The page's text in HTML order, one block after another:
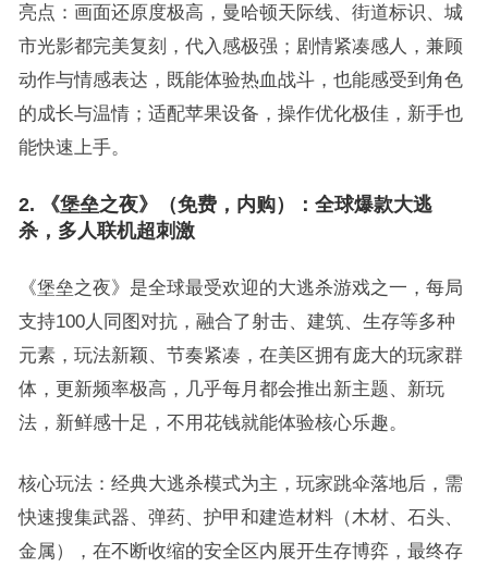
亮点：画面还原度极高，曼哈顿天际线、街道标识、城
市光影都完美复刻，代入感极强；剧情紧凑感人，兼顾
动作与情感表达，既能体验热血战斗，也能感受到角色
的成长与温情；适配苹果设备，操作优化极佳，新手也
能快速上手。
2. 《堡垒之夜》（免费，内购）：全球爆款大逃
杀，多人联机超刺激
《堡垒之夜》是全球最受欢迎的大逃杀游戏之一，每局
支持100人同图对抗，融合了射击、建筑、生存等多种
元素，玩法新颖、节奏紧凑，在美区拥有庞大的玩家群
体，更新频率极高，几乎每月都会推出新主题、新玩
法，新鲜感十足，不用花钱就能体验核心乐趣。
核心玩法：经典大逃杀模式为主，玩家跳伞落地后，需
快速搜集武器、弹药、护甲和建造材料（木材、石头、
金属），在不断收缩的安全区内展开生存博弈，最终存